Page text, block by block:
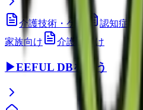
介護技術・ケア 認知症ケア
家族向け
介護職向け
▶EEFUL DBを使う